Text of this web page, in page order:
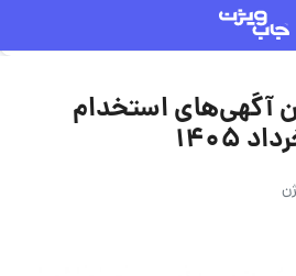
آگهی‌های استخدام